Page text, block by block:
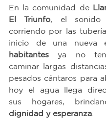
En la comunidad de
El Triunfo, el sonido
corriendo por las
inicio de una nueva
habitantes ya no
caminar largas
pesados cántaros para
hoy el agua llega
sus hogares,
dignidad y esperanza